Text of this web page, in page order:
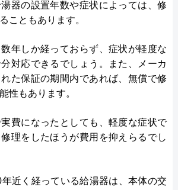
器の設置年数や症状によっては、修
こともあります。
年しか経っておらず、症状が軽度な
対応できるでしょう。また、メーカ
た保証の期間内であれば、無償で修
性もあります。
費になったとしても、軽度な症状で
理をしたほうが費用を抑えらるでし
近く経っている給湯器は、本体の交